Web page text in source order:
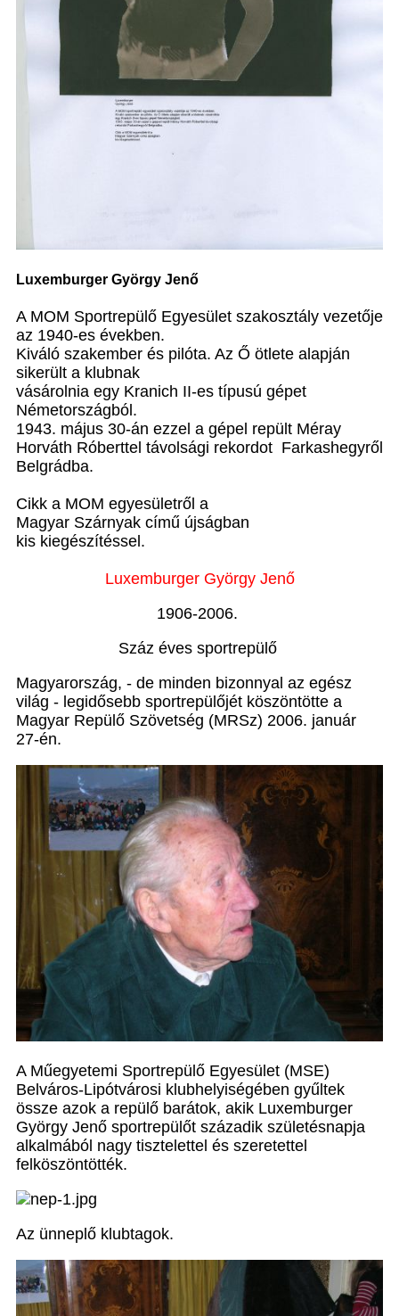
Luxemburger György Jenő
A MOM Sportrepülő Egyesület szakosztály vezetője
az 1940-es években.
Kiváló szakember és pilóta. Az Ő ötlete alapján
sikerült a klubnak
vásárolnia egy Kranich II-es típusú gépet
Németországból.
1943. május 30-án ezzel a gépel repült Méray
Horváth Róberttel távolsági rekordot Farkashegyről
Belgrádba.
Cikk a MOM egyesületről a
Magyar Szárnyak című újságban
kis kiegészítéssel.
Luxemburger György Jenő
1906-2006.
Száz éves sportrepülő
Magyarország, - de minden bizonnyal az egész
világ - legidősebb sportrepülőjét köszöntötte a
Magyar Repülő Szövetség (MRSz) 2006. január
27-én.
A Műegyetemi Sportrepülő Egyesület (MSE)
Belváros-Lipótvárosi klubhelyiségében gyűltek
össze azok a repülő barátok, akik Luxemburger
György Jenő sportrepülőt századik születésnapja
alkalmából nagy tisztelettel és szeretettel
felköszöntötték.
Az ünneplő klubtagok.